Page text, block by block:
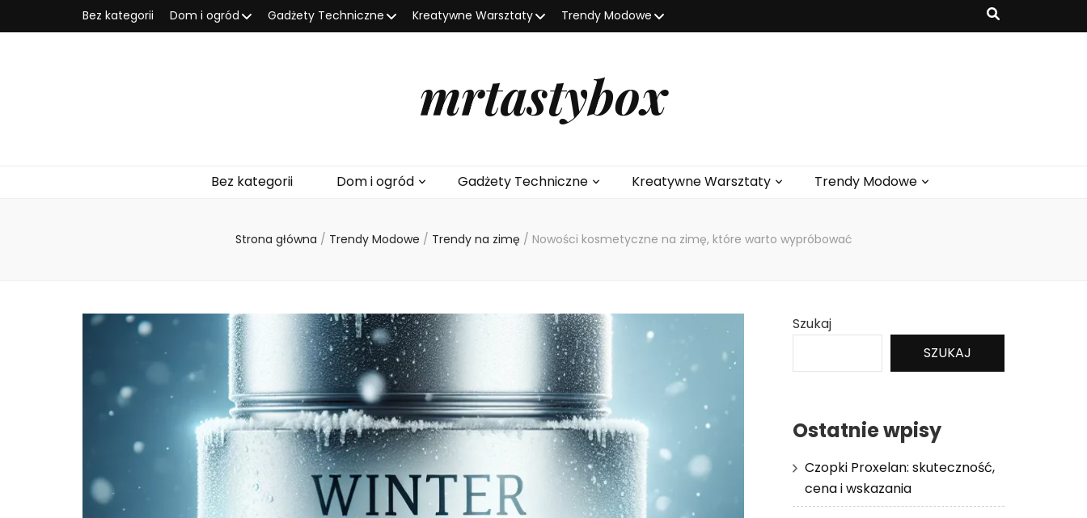
Bez kategorii Dom i ogród Gadżety Techniczne Kreatywne Warsztaty Trendy Modowe
mrtastybox
Bez kategorii Dom i ogród Gadżety Techniczne Kreatywne Warsztaty Trendy Modowe
Strona główna / Trendy Modowe / Trendy na zimę / Nowości kosmetyczne na zimę, które warto wypróbować
Szukaj
SZUKAJ
Ostatnie wpisy
Czopki Proxelan: skuteczność,
cena i wskazania